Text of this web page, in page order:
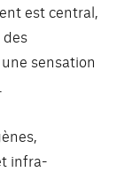
est central,
sensation
infra-